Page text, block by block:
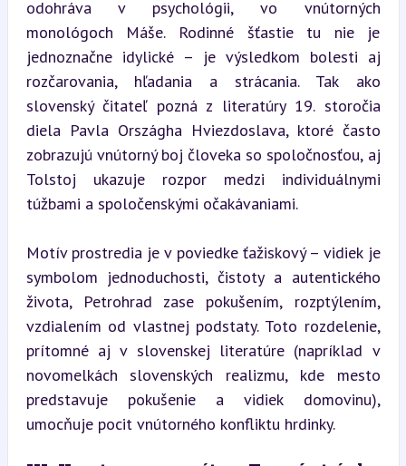
odohráva v psychológii, vo vnútorných
monológoch Máše. Rodinné šťastie tu nie je
jednoznačne idylické – je výsledkom bolesti aj
rozčarovania, hľadania a strácania. Tak ako
slovenský čitateľ pozná z literatúry 19. storočia
diela Pavla Országha Hviezdoslava, ktoré často
zobrazujú vnútorný boj človeka so spoločnosťou, aj
Tolstoj ukazuje rozpor medzi individuálnymi
túžbami a spoločenskými očakávaniami.
Motív prostredia je v poviedke ťažiskový – vidiek je
symbolom jednoduchosti, čistoty a autentického
života, Petrohrad zase pokušením, rozptýlením,
vzdialením od vlastnej podstaty. Toto rozdelenie,
prítomné aj v slovenskej literatúre (napríklad v
novomelkách slovenských realizmu, kde mesto
predstavuje pokušenie a vidiek domovinu),
umocňuje pocit vnútorného konfliktu hrdinky.